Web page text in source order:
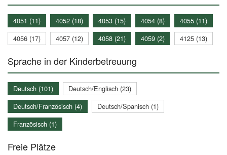
4051 (11) 4052 (18) 4053 (15) 4054 (8)
4055 (11)
4056 (17)
4057 (12) 4058 (21) 4059 (2) 4125 (13)
Sprache in der Kinderbetreuung
Deutsch (101)
Deutsch/Englisch (23)
Deutsch/Französisch (4)
Deutsch/Spanisch (1)
Französisch (1)
Freie Plätze